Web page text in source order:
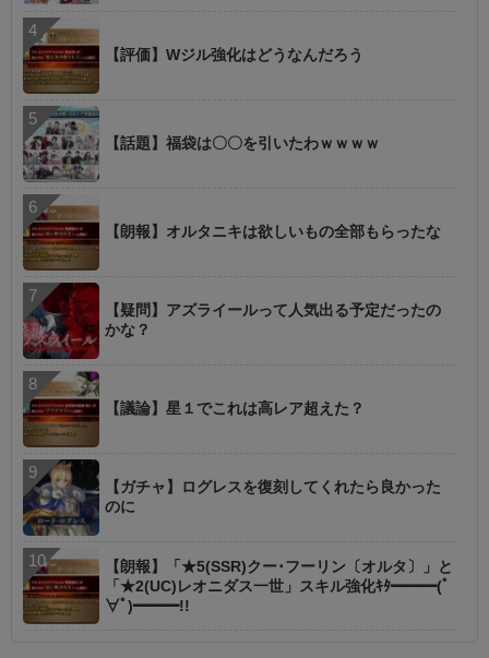
【評価】Wジル強化はどうなんだろう
【話題】福袋は〇〇を引いたわｗｗｗｗ
【朗報】オルタニキは欲しいもの全部もらったな
【疑問】アズライールって人気出る予定だったの
かな？
【議論】星１でこれは高レア超えた？
【ガチャ】ログレスを復刻してくれたら良かった
のに
【朗報】「★5(SSR)クー･フーリン〔オルタ〕」と
「★2(UC)レオニダス一世」スキル強化ｷﾀ━━━(ﾟ
∀ﾟ)━━━!!